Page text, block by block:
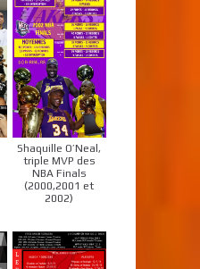
Shaquille O’Neal,
triple MVP des
NBA Finals
(2000,2001 et
2002)